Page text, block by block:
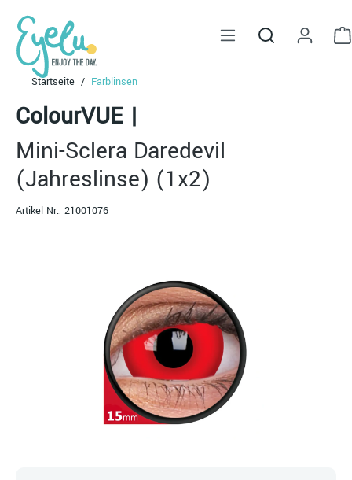
springen
Startseite Farblinsen
ColourVUE |
Mini-Sclera Daredevil
(Jahreslinse) (1x2)
Artikel Nr.: 21001076